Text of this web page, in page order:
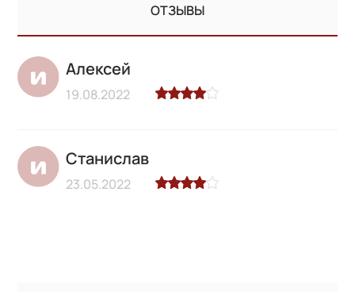
ОТЗЫВЫ
Алексей
19.08.2022
Станислав
23.05.2022